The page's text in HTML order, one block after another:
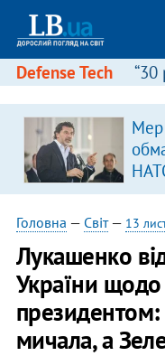
Defense Tech “30
Мер
Головна — Світ— 13
Лукашенко
України
мичала, а